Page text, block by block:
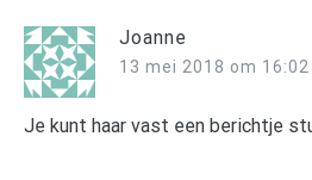
Joanne
13 mei 2018 om 16:02
Je kunt haar vast een berichtje